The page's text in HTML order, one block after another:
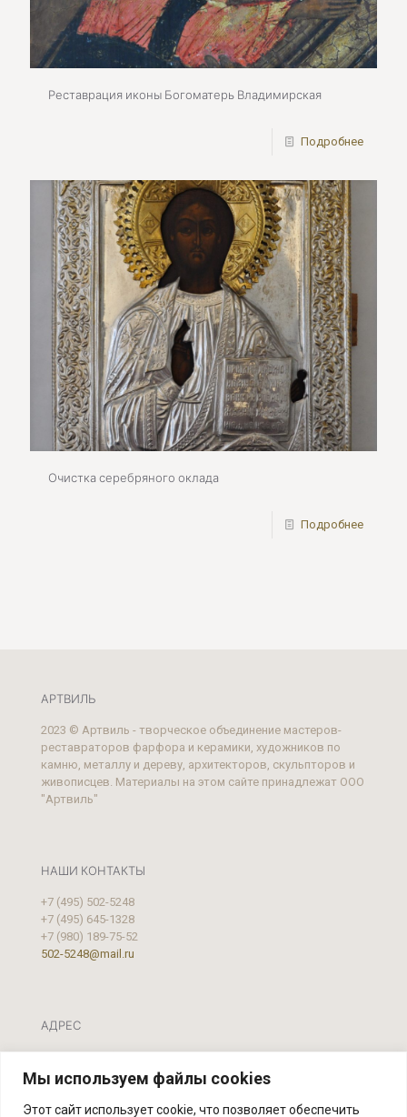
Мы используем файлы cookies
Этот сайт использует cookie, что позволяет обеспечить
Реставрация иконы Богоматерь Владимирская
Подробнее
Очистка серебряного оклада
Подробнее
АРТВИЛЬ
2023 © Артвиль - творческое объединение мастеров-
реставраторов фарфора и керамики, художников по
камню, металлу и дереву, архитекторов, скульпторов и
живописцев. Материалы на этом сайте принадлежат ООО
"Артвиль"
НАШИ КОНТАКТЫ
+7 (495) 502-5248
+7 (495) 645-1328
+7 (980) 189-75-52
502-5248@mail.ru
АДРЕС